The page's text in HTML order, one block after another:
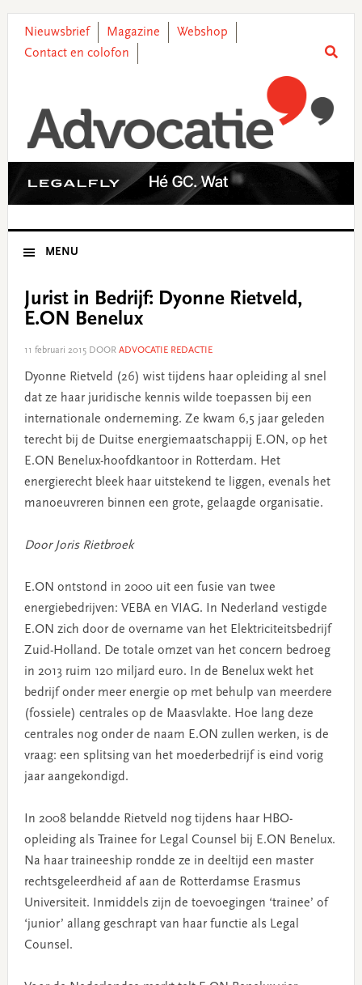
primary
main
primary
footer
Nieuwsbrief Magazine
Webshop
Contact en colofon
MENU
Jurist in Bedrijf: Dyonne Rietveld,
E.ON Benelux
11 februari 2015DOOR ADVOCATIE REDACTIE
Dyonne Rietveld (26) wist tijdens haar opleiding al snel
dat ze haar juridische kennis wilde toepassen bij een
internationale onderneming. Ze kwam 6,5 jaar geleden
terecht bij de Duitse energiemaatschappij E.ON, op het
E.ON Benelux-hoofdkantoor in Rotterdam. Het
energierecht bleek haar uitstekend te liggen, evenals het
manoeuvreren binnen een grote, gelaagde organisatie.
Door Joris Rietbroek
E.ON ontstond in 2000 uit een fusie van twee
energiebedrijven: VEBA en VIAG. In Nederland vestigde
E.ON zich door de overname van het Elektriciteitsbedrijf
Zuid-Holland. De totale omzet van het concern bedroeg
in 2013 ruim 120 miljard euro. In de Benelux wekt het
bedrijf onder meer energie op met behulp van meerdere
(fossiele) centrales op de Maasvlakte. Hoe lang deze
centrales nog onder de naam E.ON zullen werken, is de
vraag: een splitsing van het moederbedrijf is eind vorig
jaar aangekondigd.
In 2008 belandde Rietveld nog tijdens haar HBO-
opleiding als Trainee for Legal Counsel bij E.ON Benelux.
Na haar traineeship rondde ze in deeltijd een master
rechtsgeleerdheid af aan de Rotterdamse Erasmus
Universiteit. Inmiddels zijn de toevoegingen ‘trainee’ of
‘junior’ allang geschrapt van haar functie als Legal
Counsel.